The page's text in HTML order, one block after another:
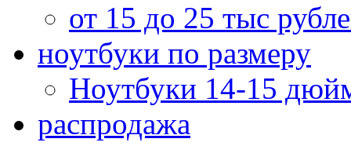
от 15 до 25 тыс
ноутбуки по размеру
Ноутбуки 14-15
распродажа